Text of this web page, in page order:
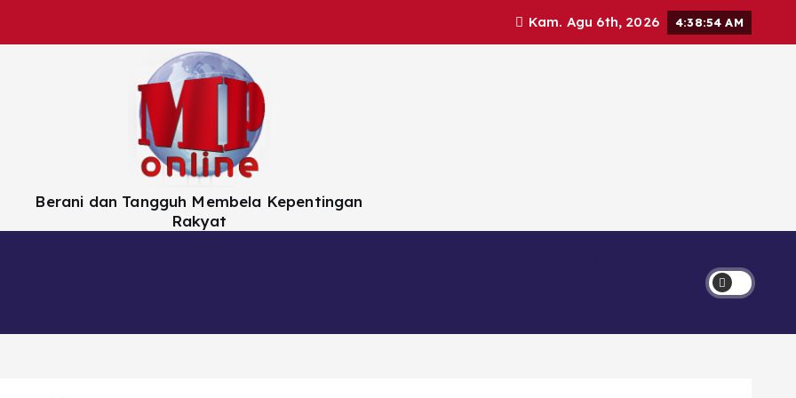
Kam. Agu 6th, 2026 4:38:55 AM
Berani dan Tangguh Membela Kepentingan
Rakyat